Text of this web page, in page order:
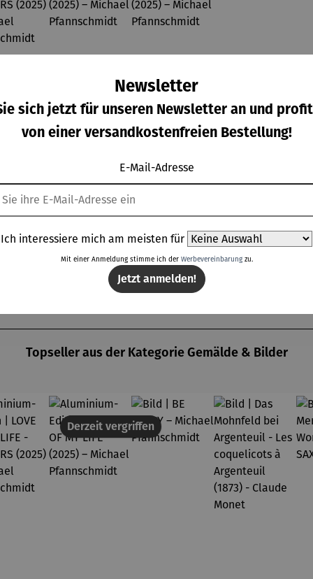
|
OF
Preis:
Aluminium
-Edition |
LOVE OF
MY LIFE
(2025) –
Michael
Regulärer Preis:
288,00 €
Aluminium
-Edition |
LOVE OF
MY LIFE
(2025) –
Michael
Regulärer Preis:
298,00 €
Bild |
Buddha
Regulärer
159,00 €
Topseller aus der Kategorie Gemälde & Bilder
Derzeit vergriffen
Newsletter
sich jetzt für unseren Newsletter an und
von einer versandkostenfreien Bestellung!
E-Mail-Adresse
Ich interessiere mich am meisten für
Mit einer Anmeldung stimme ich der Werbevereinbarungzu.
Jetzt anmelden!